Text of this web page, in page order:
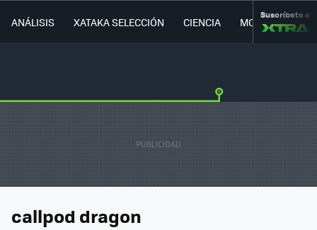
ANÁLISIS XATAKA SELECCIÓN CIENCIA MOVILIDAD
Suscríbete a
callpod dragon